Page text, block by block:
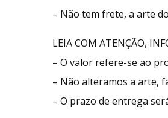
– Não tem frete, a arte
LEIA COM ATENÇÃO,
– O valor refere-se ao
– Não alteramos a arte,
– O prazo de entrega